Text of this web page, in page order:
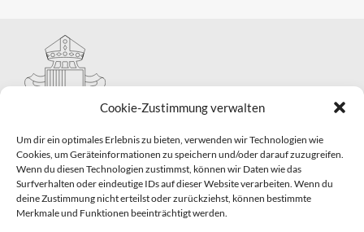
Cookie-Zustimmung verwalten
Um dir ein optimales Erlebnis zu bieten, verwenden wir Technologien wie
Cookies, um Geräteinformationen zu speichern und/oder darauf zuzugreifen.
Wenn du diesen Technologien zustimmst, können wir Daten wie das
Surfverhalten oder eindeutige IDs auf dieser Website verarbeiten. Wenn du
deine Zustimmung nicht erteilst oder zurückziehst, können bestimmte
Merkmale und Funktionen beeinträchtigt werden.
Hauptabteilung II – Seelsorge
Pastorale Grunddienste und Sakramentenpastoral
Telefon: 0821 3166-2593
gemeindepastoral@bistum-augsburg.de